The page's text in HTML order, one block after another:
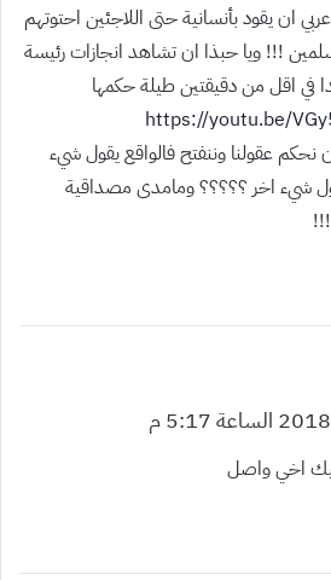
ان يقود بأنسانية حتى اللاجئين احتوتهم
!!! ويا حبذا ان تشاهد انجازات رئيسة
في اقل من دقيقتين طيلة حكمها
https://youtu.be/
نحكم عقولنا وننفتح فالواقع يقول شيء
شيء اخر ؟؟؟؟؟ ومامدى مصداقية
اخي واصل